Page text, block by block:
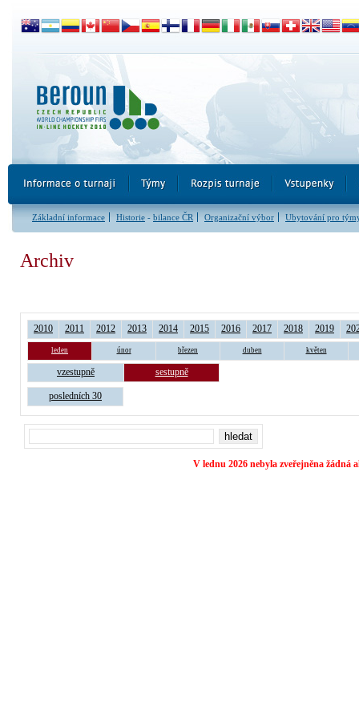
Základní informace Historie - bilance ČR Organizační výbor Ubytování pro
Archiv
2010 2011 2012 2013 2014 2015 2016 2017 2018 2019
leden únor březen duben květen
vzestupně sestupně
posledních 30
V lednu 2026 nebyla zveřejněna žádná